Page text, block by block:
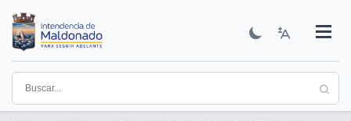
contenido
principal
Institucional
Municipios
Descubre Maldonado
Comunicación
Servicios
Guía De Trámites
Ver Noticias